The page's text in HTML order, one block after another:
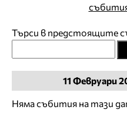
Търси в предстоящите
11 Февруари
Няма събития на тази